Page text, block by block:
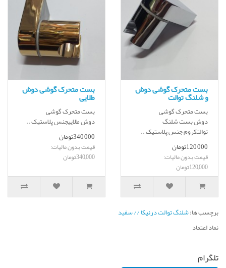
بست متحرک گوشی دوش
و شلنگ توالت
بست متحرک گوشی
دوش بست شلنگ
توالتکروم جنس پلاستیک ..
120,000تومان
قیمت بدون مالیات:
120,000تومان
بست متحرک گوشی دوش
طلایی
بست متحرک گوشی
دوش طلاییجنس پلاستیک ..
340,000تومان
قیمت بدون مالیات:
340,000تومان
برچسب ها:شلنگ توالت درنیکا // سفید
نماد اعتماد
تلگرام